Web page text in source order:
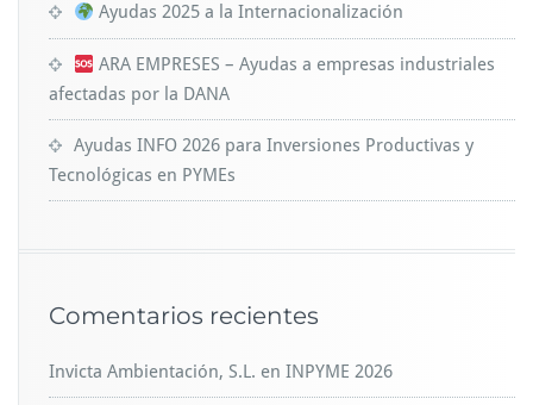
Ayudas 2025 a la Internacionalización
ARA EMPRESES – Ayudas a empresas industriales
afectadas por la DANA
Ayudas INFO 2026 para Inversiones Productivas y
Tecnológicas en PYMEs
Comentarios recientes
Invicta Ambientación, S.L. en INPYME 2026